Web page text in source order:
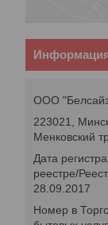
ООО
223021,
Менковский
Дата
реестре/
28.09.2017
Номер в